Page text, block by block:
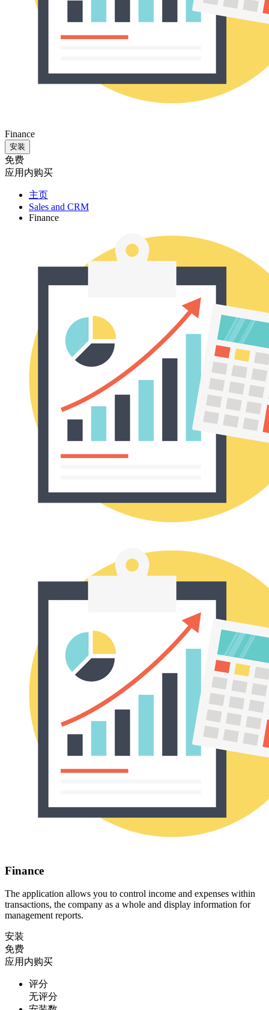
Finance
安装
免费
应用内购买
主页
Sales and CRM
Finance
Finance
The application allows you to control income and expenses within
transactions, the company as a whole and display information for
management reports.
安装
免费
应用内购买
评分
无评分